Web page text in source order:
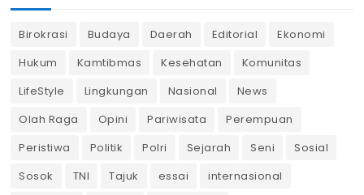
Birokrasi Budaya Daerah Editorial
Ekonomi
Hukum
Kamtibmas Kesehatan
Komunitas
LifeStyle
Lingkungan Nasional
News
Olah Raga
Opini Pariwisata
Perempuan
Peristiwa
Politik Polri Sejarah Seni
Sosial
Sosok
TNI Tajuk essai
internasional